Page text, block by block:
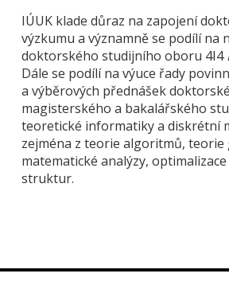
IÚUK klade důraz na zapojení
výzkumu a významně se podílí na
doktorského studijního oboru 4I4
Dále se podílí na výuce řady
a výběrových přednášek
magisterského a bakalářského
teoretické informatiky a diskrétní
zejména z teorie algoritmů, teorie
matematické analýzy,
struktur.